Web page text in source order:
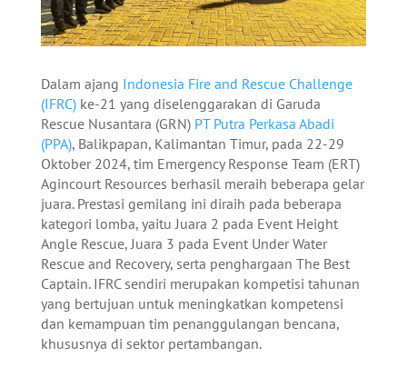
Dalam ajang Indonesia Fire and Rescue Challenge
(IFRC)ke-21 yang diselenggarakan di Garuda
Rescue Nusantara (GRN) PT Putra Perkasa Abadi
(PPA), Balikpapan, Kalimantan Timur, pada 22-29
Oktober 2024, tim Emergency Response Team (ERT)
Agincourt Resources berhasil meraih beberapa gelar
juara. Prestasi gemilang ini diraih pada beberapa
kategori lomba, yaitu Juara 2 pada Event Height
Angle Rescue, Juara 3 pada Event Under Water
Rescue and Recovery, serta penghargaan The Best
Captain. IFRC sendiri merupakan kompetisi tahunan
yang bertujuan untuk meningkatkan kompetensi
dan kemampuan tim penanggulangan bencana,
khususnya di sektor pertambangan.